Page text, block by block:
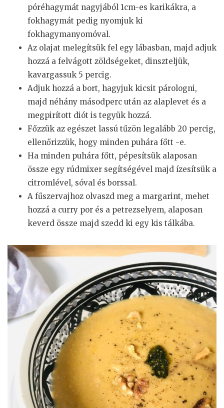
póréhagymát nagyjából 1cm-es karikákra, a
fokhagymát pedig nyomjuk ki
fokhagymanyomóval.
Az olajat melegítsük fel egy lábasban, majd adjuk
hozzá a felvágott zöldségeket, dinszteljük,
kavargassuk 5 percig.
Adjuk hozzá a bort, hagyjuk kicsit párologni,
majd néhány másodperc után az alaplevet és a
megpirított diót is tegyük hozzá.
Főzzük az egészet lassú tűzön legalább 20 percig,
ellenőrizzük, hogy minden puhára főtt -e.
Ha minden puhára főtt, pépesítsük alaposan
össze egy rúdmixer segítségével majd ízesítsük a
citromlével, sóval és borssal.
A fűszervajhoz olvaszd meg a margarint, mehet
hozzá a curry por és a petrezselyem, alaposan
keverd össze majd szedd ki egy kis tálkába.